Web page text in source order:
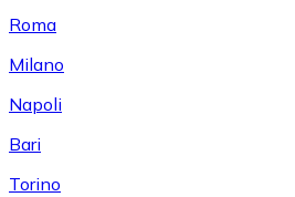
Roma
Milano
Napoli
Bari
Torino